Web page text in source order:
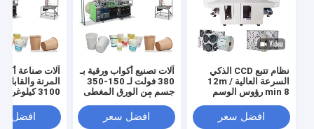
نظام تتبع CCD الذكي
السرعة العالية 12m /
min 8 رؤوس الوسم
الوظائف ملصق الوسم
القطع القطع
افضل سعر
آلات تصنيع أكواب ورقية بـ
380 فولت لـ 150-350
جسم من الورق المغطى
افضل سعر
آلات صناعة
المرنة
3100
افضل